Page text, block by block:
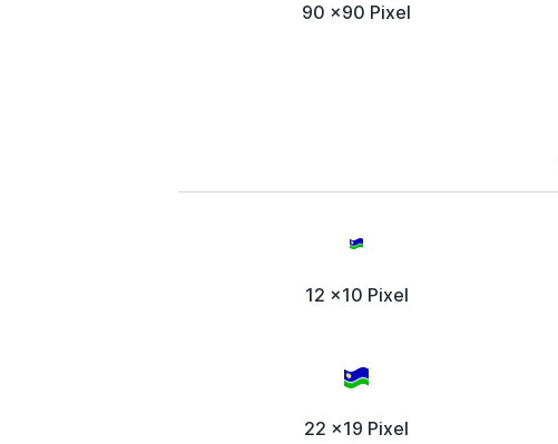
90 x90 Pixel
12 x10 Pixel
22 x19 Pixel